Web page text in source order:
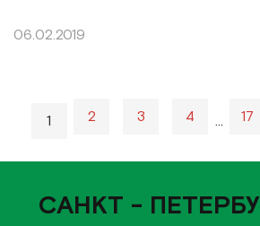
06.02.2019
1 2 3 4 … 17
САНКТ -